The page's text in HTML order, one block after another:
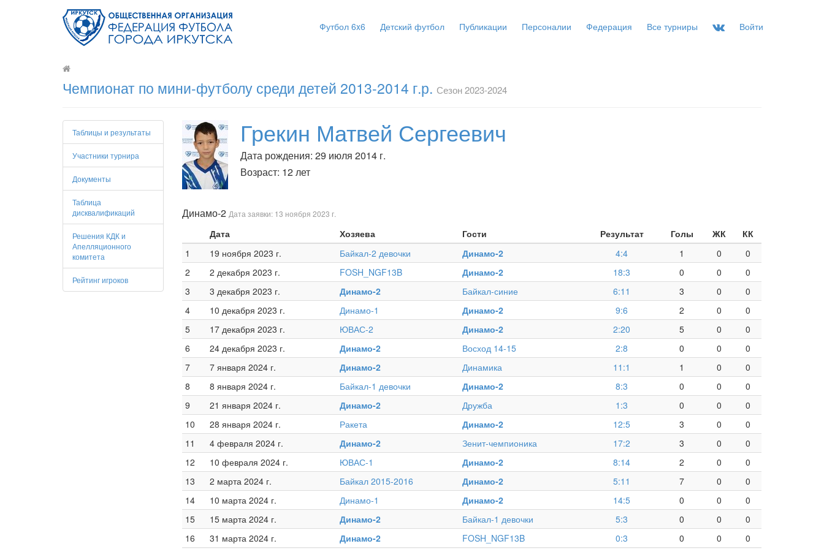
Футбол 6x6 Детский футбол Публикации Персоналии Федерация Все турниры Войти
Чемпионат по мини-футболу среди детей 2013-2014 г.р. Сезон 2023-2024
Таблицы и результаты
Участники турнира
Документы
Таблица
дисквалификаций
Решения КДК и
Апелляционного
комитета
Рейтинг игроков
Грекин Матвей Сергеевич
Дата рождения: 29 июля 2014 г.
Возраст: 12 лет
Динамо-2 Дата заявки: 13 ноября 2023 г.
Дата Хозяева Гости Результат Голы ЖК
КК
1
19 ноября 2023 г. Байкал-2 девочки Динамо-2 4:4 1 0
0
2
2 декабря 2023 г. FOSH_NGF13B Динамо-2 18:3 0 0
0
3
3 декабря 2023 г. Динамо-2 Байкал-синие 6:11 3 0
0
4
10 декабря 2023 г. Динамо-1 Динамо-2 9:6 2 0
0
5
17 декабря 2023 г. ЮВАС-2 Динамо-2 2:20 5 0
0
6
24 декабря 2023 г. Динамо-2 Восход 14-15 2:8 0 0
0
7
7 января 2024 г. Динамо-2 Динамика 11:1 1 0
0
8
8 января 2024 г. Байкал-1 девочки Динамо-2 8:3 0 0
0
9
21 января 2024 г. Динамо-2 Дружба 1:3 0 0
0
10
28 января 2024 г. Ракета Динамо-2 12:5 3 0
0
11
4 февраля 2024 г. Динамо-2 Зенит-чемпионика 17:2 3 0
0
12
10 февраля 2024 г. ЮВАС-1 Динамо-2 8:14 2 0
0
13
2 марта 2024 г. Байкал 2015-2016 Динамо-2 5:11 7 0
0
14
10 марта 2024 г. Динамо-1 Динамо-2 14:5 0 0
0
15
15 марта 2024 г. Динамо-2 Байкал-1 девочки 5:3 0 0
0
16
31 марта 2024 г. Динамо-2 FOSH_NGF13B 0:3 0 0 0